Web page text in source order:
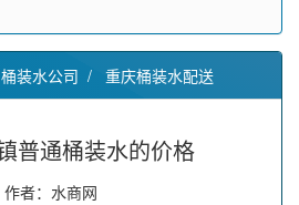
桶装水公司 / 重庆桶装水配送
普通桶装水的价格
作者：水商网